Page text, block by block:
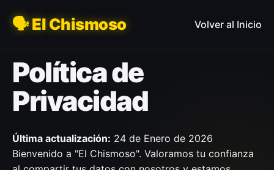
🗣️ El Chismoso Volver al Inicio
Política de
Privacidad
Última actualización: 24 de Enero de 2026
Bienvenido a "El Chismoso". Valoramos tu confianza